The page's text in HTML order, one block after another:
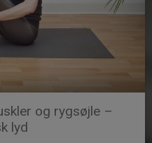
og rygsøjle –
lyd